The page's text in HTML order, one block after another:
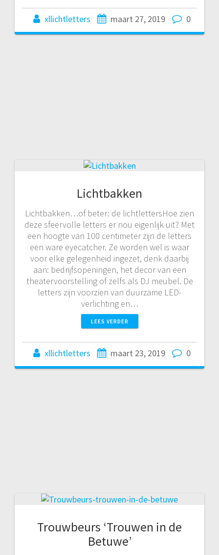
xllichtletters maart 27, 2019 0
Lichtbakken
Lichtbakken…of beter: de lichtlettersHoe zien
deze sfeervolle letters er nou eigenlijk uit? Met
een hoogte van 100 centimeter zijn de letters
een ware eyecatcher. Ze worden wel is waar
voor elke gelegenheid ingezet, denk daarbij
aan: bedrijfsopeningen, het decor van een
theatervoorstelling of zelfs als DJ meubel. De
letters zijn voorzien van duurzame LED-
verlichting en…
LEES VERDER
xllichtletters maart 23, 2019 0
Trouwbeurs ‘Trouwen in de
Betuwe’